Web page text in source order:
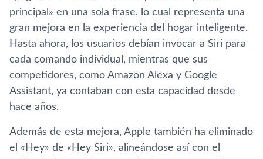
principal» en una sola frase, lo cual representa una
gran mejora en la experiencia del hogar inteligente.
Hasta ahora, los usuarios debían invocar a Siri para
cada comando individual, mientras que sus
competidores, como Amazon Alexa y Google
Assistant, ya contaban con esta capacidad desde
hace años.
Además de esta mejora, Apple también ha eliminado
el «Hey» de «Hey Siri», alineándose así con el